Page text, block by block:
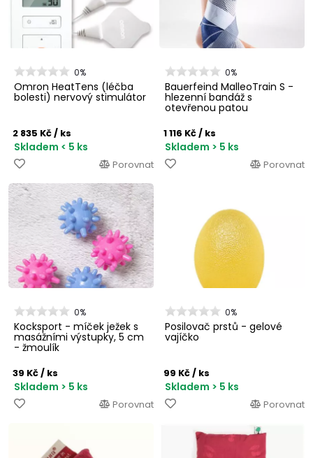
0%
Omron HeatTens (léčba
bolesti) nervový stimulátor
2 835 Kč/ ks
Skladem < 5 ks
Porovnat
0%
Bauerfeind MalleoTrain S -
hlezenní bandáž s
otevřenou patou
1 116 Kč/ ks
Skladem > 5 ks
Porovnat
0%
Kocksport - míček ježek s
masážními výstupky, 5 cm
- žmoulík
39 Kč/ ks
Skladem > 5 ks
Porovnat
0%
Posilovač prstů - gelové
vajíčko
99 Kč/ ks
Skladem > 5 ks
Porovnat